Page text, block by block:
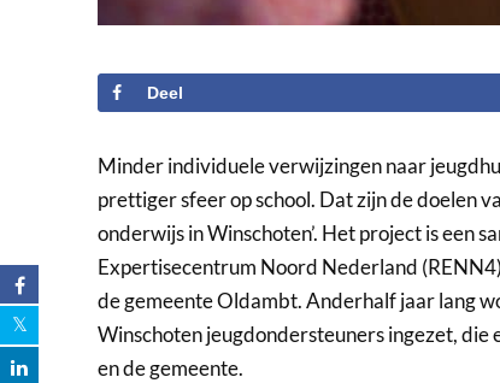
Deel
Minder individuele verwijzingen naar
prettiger sfeer op school. Dat zijn de doelen
onderwijs in Winschoten’. Het project is een
Expertisecentrum Noord Nederland
de gemeente Oldambt. Anderhalf jaar lang
Winschoten jeugdondersteuners ingezet, die
en de gemeente.